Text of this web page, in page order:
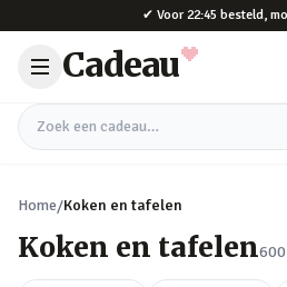
✔ Voor 22:45 besteld,
Cadeau
Zoek een cadeau
Home/Koken en tafelen
Koken en tafelen600